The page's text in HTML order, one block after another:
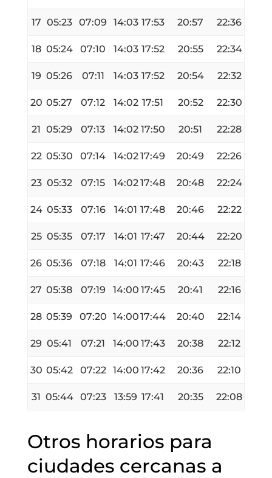
17 05:23 07:09 14:03 17:53 20:57 22:36
18 05:24 07:10 14:03 17:52 20:55 22:34
19 05:26 07:11 14:03 17:52 20:54 22:32
20 05:27 07:12 14:02 17:51 20:52 22:30
21 05:29 07:13 14:02 17:50 20:51 22:28
22 05:30 07:14 14:0217:49 20:49 22:26
23 05:32 07:15 14:0217:48 20:48 22:24
24 05:33 07:16 14:01 17:48 20:46 22:22
25 05:35 07:17 14:01 17:47 20:44 22:20
26 05:36 07:18 14:01 17:46 20:43 22:18
27 05:38 07:19 14:00 17:45 20:41 22:16
28 05:39 07:20 14:0017:44 20:40 22:14
29 05:41 07:21 14:00 17:43 20:38 22:12
30 05:42 07:22 14:00 17:42 20:36 22:10
31 05:44 07:23 13:59 17:41 20:35 22:08
Otros horarios para
ciudades cercanas a